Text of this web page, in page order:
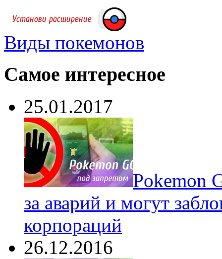
Виды покемонов
Самое интересное
25.01.2017
Pokеmon
за аварий и могут
корпораций
26.12.2016